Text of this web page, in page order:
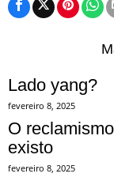
Lado yang?
fevereiro 8, 2025
O
existo
fevereiro 8, 2025